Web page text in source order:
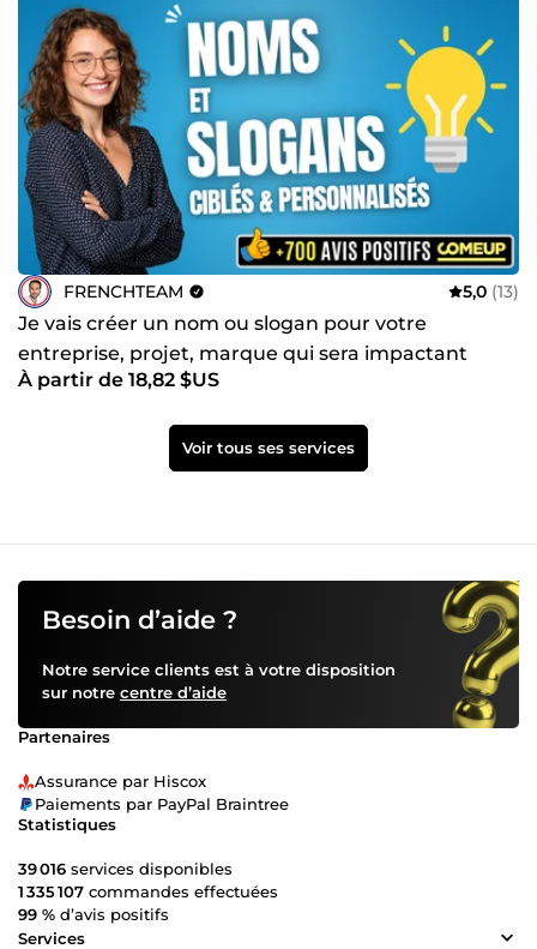
FRENCHTEAM 5,0 (13)
Je vais créer un nom ou slogan pour votre
entreprise, projet, marque qui sera impactant
À partir de 18,82 $US
Voir tous ses services
Besoin d’aide ?
Notre service clients est à votre disposition
sur notre centre d’aide
Partenaires
Assurance par Hiscox
Paiements par PayPal Braintree
Statistiques
39 016 services disponibles
1 335 107 commandes effectuées
99 % d’avis positifs
Services